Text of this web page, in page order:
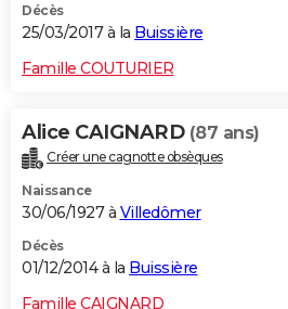
Décès
25/03/2017 à la Buissière
Famille COUTURIER
Alice CAIGNARD (87 ans)
Créer une cagnotte obsèques
Naissance
30/06/1927 à Villedômer
Décès
01/12/2014 à la Buissière
Famille CAIGNARD